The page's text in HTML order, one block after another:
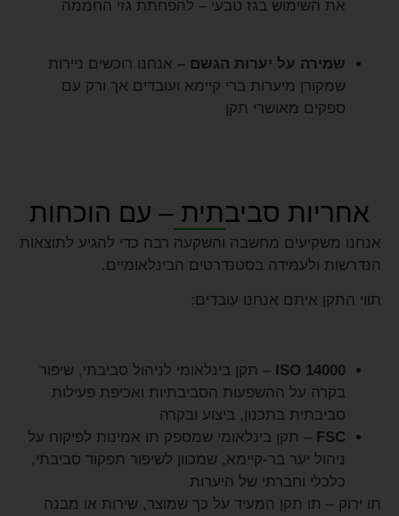
את השימוש בגז טבעי – להפחתת גזי החממה
שמירה על יערות הגשם – אנחנו רוכשים ניירות
שמקורן מיערות ברי קיימא ועובדים אך ורק עם
ספקים מאושרי תקן
אחריות סביבתית – עם הוכחות
אנחנו משקיעים מחשבה והשקעה רבה כדי להגיע לתוצאות
הנדרשות ולעמידה בסטנדרטים הבינלאומיים.
תווי התקן איתם אנחנו עובדים:
ISO 14000 – תקן בינלאומי לניהול סביבתי, שיפור
בקרה על ההשפעות הסביבתיות ואכיפת פעילות
סביבתית בתכנון, ביצוע ובקרה
FSC – תקן בינלאומי שמספק תו אמינות לפיקוח על
ניהול יער בר-קיימא, שמכוון לשיפור תפקוד סביבתי,
כלכלי וחברתי של היערות
תו ירוק – תו תקן המעיד על כך שמוצר, שירות או מבנה